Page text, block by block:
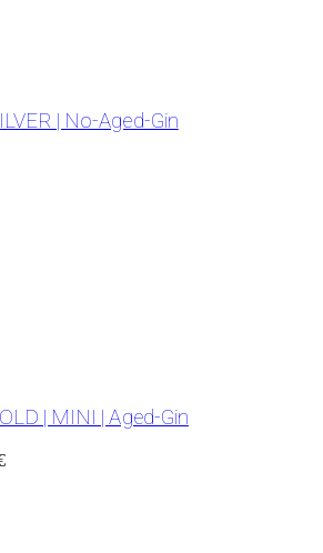
| No-Aged-Gin
| MINI | Aged-Gin